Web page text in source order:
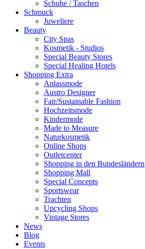
Schuhe / Taschen
Schmuck
Juweliere
Beauty
City Spas
Kosmetik - Studios
Special Beauty Stores
Special Healing Hotels
Shopping Extra
Anlassmode
Austro Designer
Fair/Sustainable Fashion
Hochzeitsmode
Kindermode
Made to Measure
Naturkosmetik
Online Shops
Outletcenter
Shopping in den Bundesländern
Shopping Mall
Special Concepts
Sportswear
Trachten
Upcycling Shops
Vintage Stores
News
Blog
Events